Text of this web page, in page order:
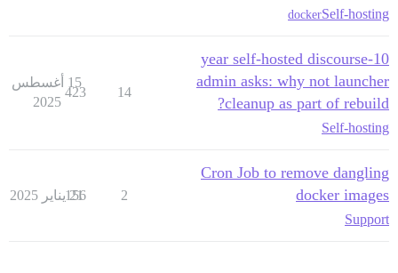
Self-hosting
docker
10-year self-hosted discourse
admin asks: why not launcher
cleanup as part of rebuild?
Self-hosting
14
423
15 أغسطس
2025
Cron Job to remove dangling
docker images
Support
2
156
21 يناير 2025